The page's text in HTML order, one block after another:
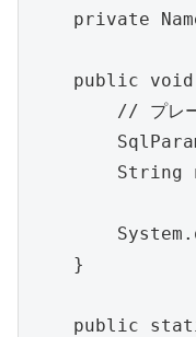
private
public
// プレ
String
    }
public